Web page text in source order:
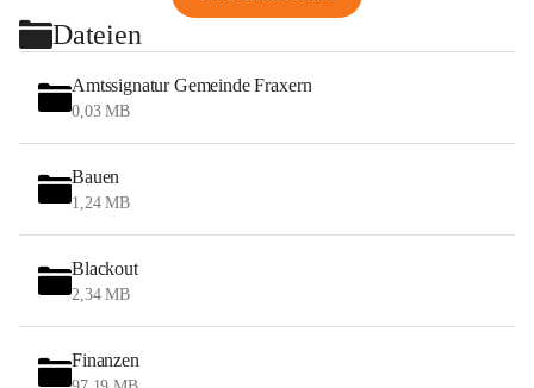
Dateien
Amtssignatur Gemeinde Fraxern
0,03 MB
Bauen
1,24 MB
Blackout
2,34 MB
Finanzen